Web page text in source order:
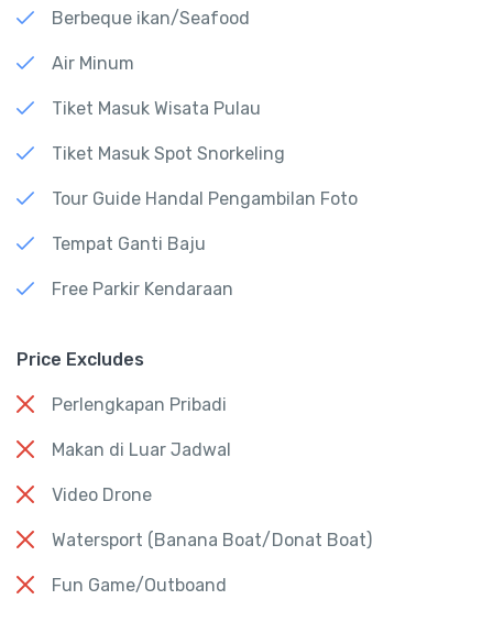
Berbeque ikan/Seafood
Air Minum
Tiket Masuk Wisata Pulau
Tiket Masuk Spot Snorkeling
Tour Guide Handal Pengambilan Foto
Tempat Ganti Baju
Free Parkir Kendaraan
Price Excludes
Perlengkapan Pribadi
Makan di Luar Jadwal
Video Drone
Watersport (Banana Boat/Donat Boat)
Fun Game/Outboand